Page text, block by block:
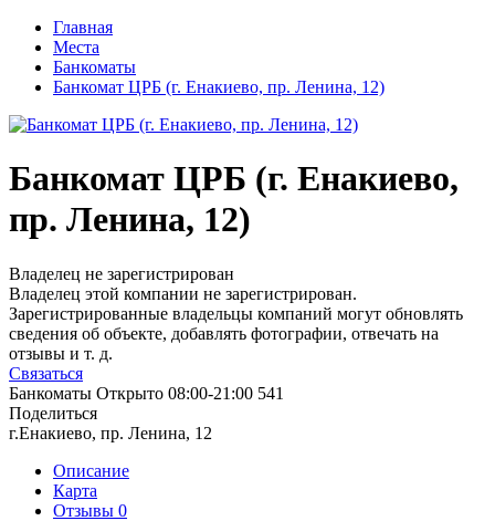
Главная
Места
Банкоматы
Банкомат ЦРБ (г. Енакиево, пр. Ленина, 12)
Банкомат ЦРБ (г. Енакиево,
пр. Ленина, 12)
Владелец не зарегистрирован
Владелец этой компании не зарегистрирован.
Зарегистрированные владельцы компаний могут обновлять
сведения об объекте, добавлять фотографии, отвечать на
отзывы и т. д.
Связаться
Банкоматы Открыто 08:00-21:00 541
Поделиться
г.Енакиево, пр. Ленина, 12
Описание
Карта
Отзывы 0